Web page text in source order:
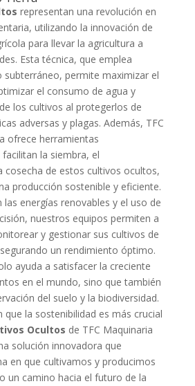
representan una revolución en
utilizando la innovación de
para llevar la agricultura a
Esta técnica, que emplea
subterráneo, permite maximizar el
el consumo de agua y
los cultivos al protegerlos de
adversas y plagas. Además, TFC
ofrece herramientas
la siembra, el
cosecha de estos cultivos ocultos,
producción sostenible y eficiente.
las energías renovables y el uso de
nuestros equipos permiten a
y gestionar sus cultivos de
un rendimiento óptimo.
ayuda a satisfacer la creciente
en el mundo, sino que también
del suelo y la biodiversidad.
que la sostenibilidad es más crucial
Ocultos de TFC Maquinaria
solución innovadora que
en que cultivamos y producimos
un camino hacia el futuro de la